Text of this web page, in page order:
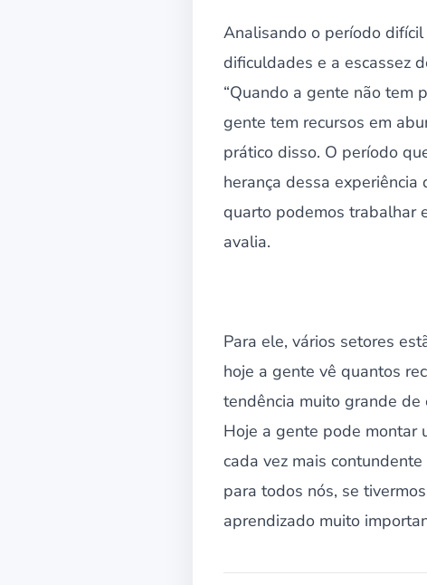
Analisando o período
dificuldades e a escassez
“Quando a gente não tem
gente tem recursos em
prático disso. O período
herança dessa
quarto podemos trabalhar
avalia.
Para ele, vários setores
hoje a gente vê quantos
tendência muito grande de
Hoje a gente pode montar
cada vez mais
para todos nós, se
aprendizado muito